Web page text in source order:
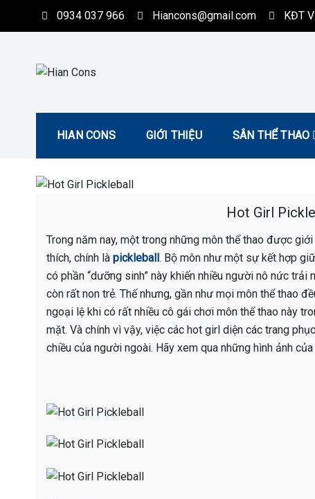
0934 037 966 Hiancons@gmail.com KĐT
HIAN CONS GIỚI THIỆU SÂN THỂ THAO
Hot Girl
Trong năm nay, một trong những môn thể thao được
thích, chính là pickleball. Bộ môn như một sự kết hợp
có phần “dưỡng sinh” này khiến nhiều người nô nức
còn rất non trẻ. Thế nhưng, gần như mọi môn thể thao
ngoại lệ khi có rất nhiều cô gái chơi môn thể thao này
mặt. Và chính vì vậy, việc các hot girl diện các trang
chiều của người ngoài. Hãy xem qua những hình ảnh của